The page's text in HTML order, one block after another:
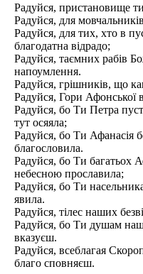
Радуйся, пристановище
Радуйся, для
Радуйся, для тих, хто в
благодатна відрадо;
Радуйся, таємних рабів
напоумлення.
Радуйся, грішників, що
Радуйся, Гори Афонської
Радуйся, бо Ти Петра
тут осяяла;
Радуйся, бо Ти Афанасія
благословила.
Радуйся, бо Ти багатьох
небесною прославила;
Радуйся, бо Ти
явила.
Радуйся, тілес наших
Радуйся, бо Ти душам
вказуєш.
Радуйся, всеблагая
благо сповняєш.